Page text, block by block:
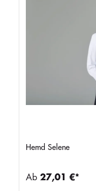
Hemd Selene
Ab 27,01 €*